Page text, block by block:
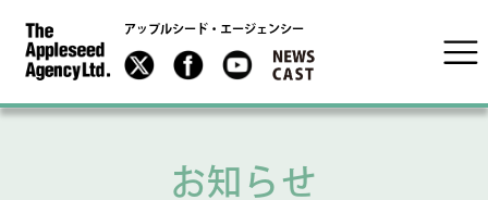
アップルシード・エージェンシー
お知らせ